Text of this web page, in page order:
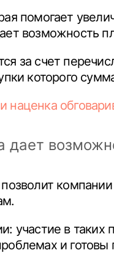
помогает
возможность
за счет
которого
наценка
дает
участие в
и